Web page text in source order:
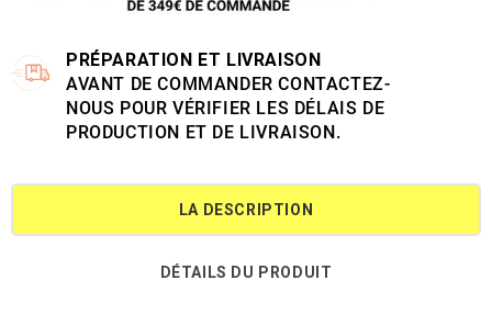
PRÉPARATION ET LIVRAISON
AVANT DE COMMANDER CONTACTEZ-
NOUS POUR VÉRIFIER LES DÉLAIS DE
PRODUCTION ET DE LIVRAISON.
LA DESCRIPTION
DÉTAILS DU PRODUIT